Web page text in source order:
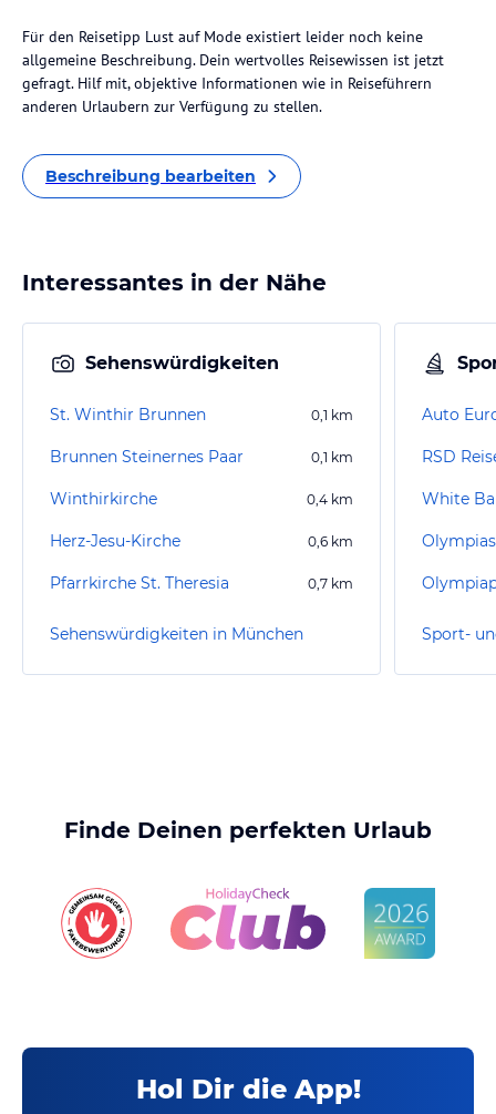
Für den Reisetipp Lust auf Mode existiert leider noch keine
allgemeine Beschreibung. Dein wertvolles Reisewissen ist jetzt
gefragt. Hilf mit, objektive Informationen wie in Reiseführern
anderen Urlaubern zur Verfügung zu stellen.
Beschreibung bearbeiten
Interessantes in der Nähe
Sehenswürdigkeiten
St. Winthir Brunnen 0,1 km
Brunnen Steinernes Paar 0,1 km
Winthirkirche 0,4 km
Herz-Jesu-Kirche 0,6 km
Pfarrkirche St. Theresia 0,7 km
Sehenswürdigkeiten in München
Auto
RSD
White
Finde Deinen perfekten Urlaub
Hol Dir die App!